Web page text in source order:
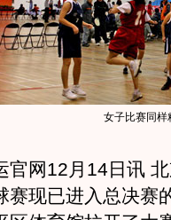
女子比赛同样
网12月14日讯 北
赛现已进入总决赛